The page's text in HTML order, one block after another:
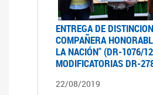
ENTREGA DE
COMPAÑERA
LA NACIÓN" (DR-1076/
MODIFICATORIAS DR-
22/08/2019